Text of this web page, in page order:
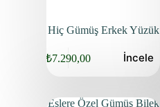
Hiç Gümüş Erkek Yüzük
₺7.290,00 İncele